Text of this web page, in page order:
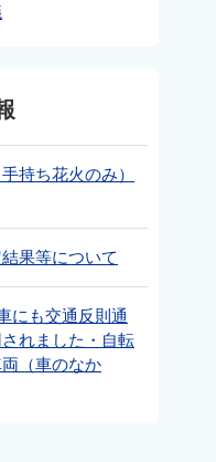
持ち花火のみ）
果等について
にも交通反則通
れました・自転
（車のなか